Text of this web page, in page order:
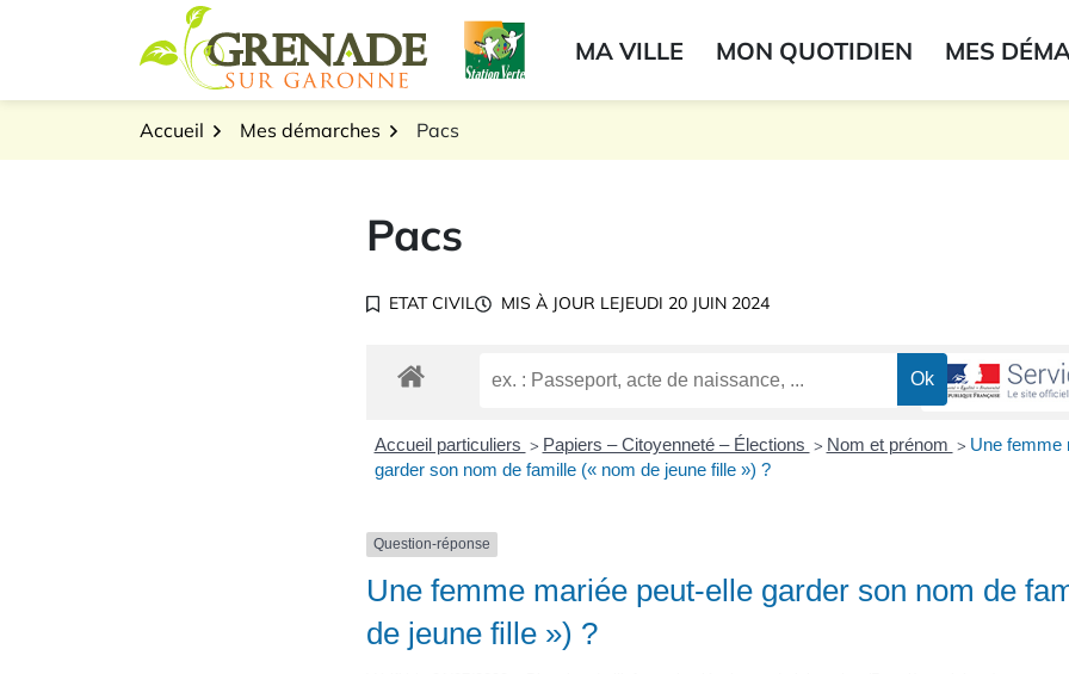
Logo Grenade sur GaronneMA VILLE MON QUOTIDIEN MES
Accueil Mes démarches Pacs
Pacs
ETAT CIVIL MIS À JOUR LEJEUDI 20 JUIN 2024
Accueil particuliers > Papiers – Citoyenneté – Élections > Nom et prénom > Une femme
garder son nom de famille (« nom de jeune fille ») ?
Question-réponse
Une femme mariée peut-elle garder son nom de
de jeune fille ») ?